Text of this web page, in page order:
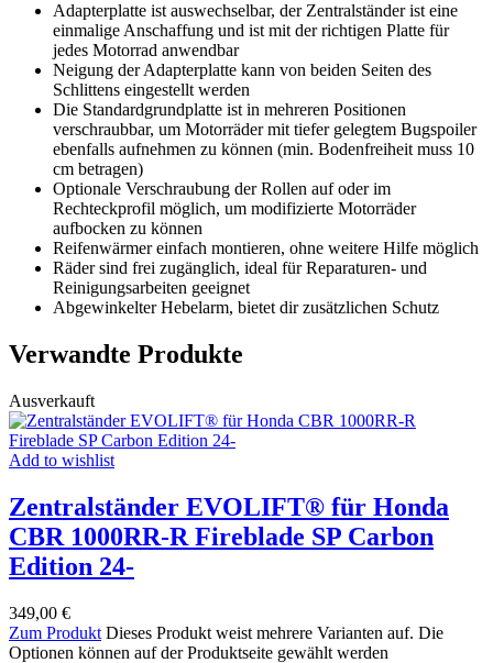
Adapterplatte ist auswechselbar, der Zentralständer ist eine
einmalige Anschaffung und ist mit der richtigen Platte für
jedes Motorrad anwendbar
Neigung der Adapterplatte kann von beiden Seiten des
Schlittens eingestellt werden
Die Standardgrundplatte ist in mehreren Positionen
verschraubbar, um Motorräder mit tiefer gelegtem Bugspoiler
ebenfalls aufnehmen zu können (min. Bodenfreiheit muss 10
cm betragen)
Optionale Verschraubung der Rollen auf oder im
Rechteckprofil möglich, um modifizierte Motorräder
aufbocken zu können
Reifenwärmer einfach montieren, ohne weitere Hilfe möglich
Räder sind frei zugänglich, ideal für Reparaturen- und
Reinigungsarbeiten geeignet
Abgewinkelter Hebelarm, bietet dir zusätzlichen Schutz
Verwandte Produkte
Ausverkauft
Add to wishlist
Zentralständer EVOLIFT® für Honda
CBR 1000RR-R Fireblade SP Carbon
Edition 24-
349,00 €
Zum Produkt Dieses Produkt weist mehrere Varianten auf. Die
Optionen können auf der Produktseite gewählt werden